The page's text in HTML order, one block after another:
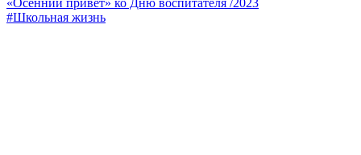
#Школьная жизнь